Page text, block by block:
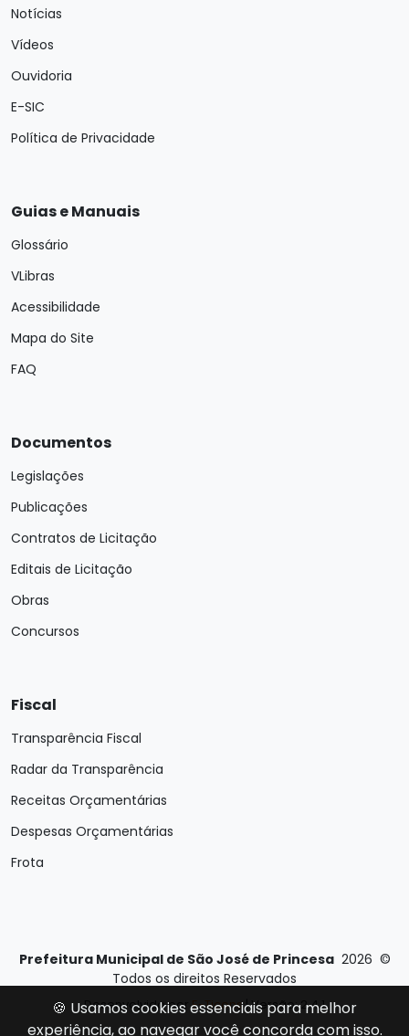
Notícias
Vídeos
Ouvidoria
E-SIC
Política de Privacidade
Guias e Manuais
Glossário
VLibras
Acessibilidade
Mapa do Site
FAQ
Documentos
Legislações
Publicações
Contratos de Licitação
Editais de Licitação
Obras
Concursos
Fiscal
Transparência Fiscal
Radar da Transparência
Receitas Orçamentárias
Despesas Orçamentárias
Frota
Prefeitura Municipal de São José de Princesa 2026 ©
Todos os direitos Reservados
Desenvolvido porE-Ticons| Versão: 2.4.1
🍪 Usamos cookies essenciais para melhor
experiência, ao navegar você concorda com isso.